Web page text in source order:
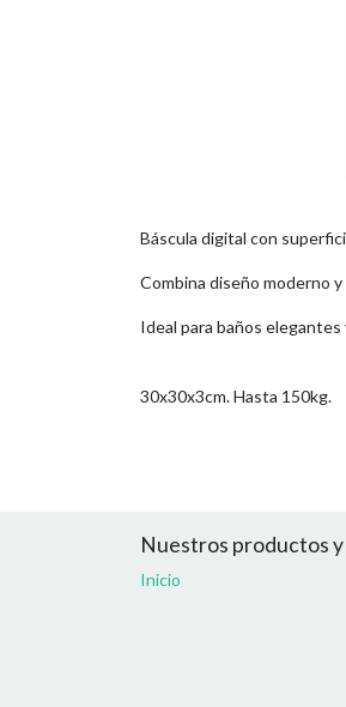
Báscula digital con
Combina diseño moderno
Ideal para baños
30x30x3cm. Hasta 150kg.
Nuestros productos
Inicio